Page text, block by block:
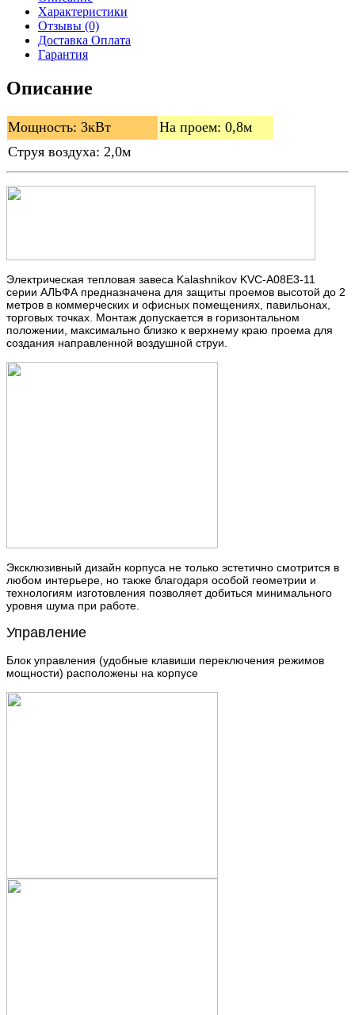
Характеристики
Отзывы (0)
Доставка Оплата
Гарантия
Описание
Мощность: 3кВт
На проем: 0,8м
Струя воздуха: 2,0м
Электрическая тепловая завеса Kalashnikov KVC-A08E3-11
серии АЛЬФА предназначена для защиты проемов высотой до 2
метров в коммерческих и офисных помещениях, павильонах,
торговых точках. Монтаж допускается в горизонтальном
положении, максимально близко к верхнему краю проема для
создания направленной воздушной струи.
Эксклюзивный дизайн корпуса не только эстетично смотрится в
любом интерьере, но также благодаря особой геометрии и
технологиям изготовления позволяет добиться минимального
уровня шума при работе.
Управление
Блок управления (удобные клавиши переключения режимов
мощности) расположены на корпусе